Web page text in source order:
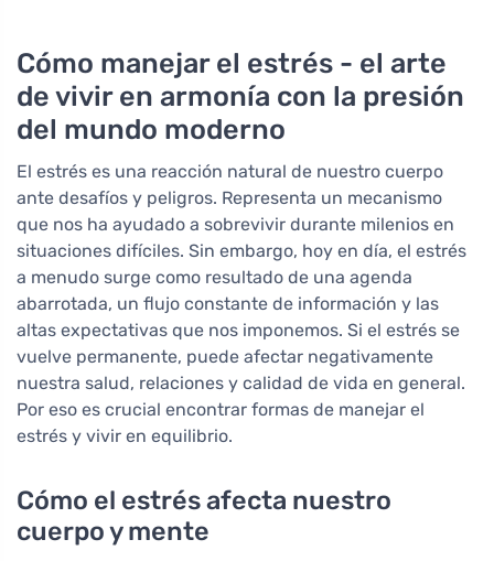
Cómo manejar el estrés - el arte
de vivir en armonía con la presión
del mundo moderno
El estrés es una reacción natural de nuestro cuerpo
ante desafíos y peligros. Representa un mecanismo
que nos ha ayudado a sobrevivir durante milenios en
situaciones difíciles. Sin embargo, hoy en día, el estrés
a menudo surge como resultado de una agenda
abarrotada, un flujo constante de información y las
altas expectativas que nos imponemos. Si el estrés se
vuelve permanente, puede afectar negativamente
nuestra salud, relaciones y calidad de vida en general.
Por eso es crucial encontrar formas de manejar el
estrés y vivir en equilibrio.
Cómo el estrés afecta nuestro
cuerpo y mente